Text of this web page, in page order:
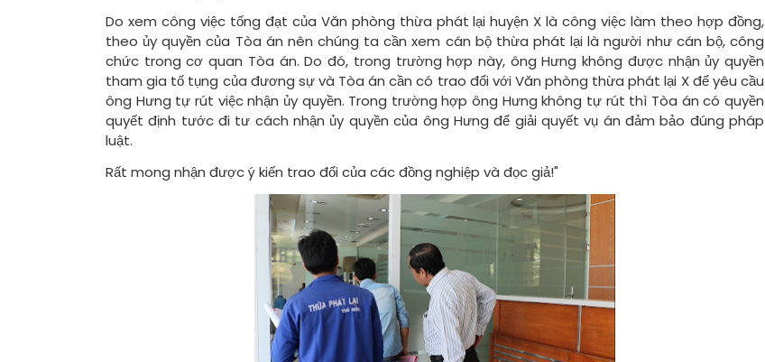
Do xem công việc tống đạt của Văn phòng thừa phát lại huyện X là công việc làm theo hợp đồng,
theo ủy quyền của Tòa án nên chúng ta cần xem cán bộ thừa phát lại là người như cán bộ, công
chức trong cơ quan Tòa án. Do đó, trong trường hợp này, ông Hưng không được nhận ủy quyền
tham gia tố tụng của đương sự và Tòa án cần có trao đổi với Văn phòng thừa phát lại X để yêu cầu
ông Hưng tự rút việc nhận ủy quyền. Trong trường hợp ông Hưng không tự rút thì Tòa án có quyền
quyết định tước đi tư cách nhận ủy quyền của ông Hưng để giải quyết vụ án đảm bảo đúng pháp
luật.
Rất mong nhận được ý kiến trao đổi của các đồng nghiệp và đọc giả!"